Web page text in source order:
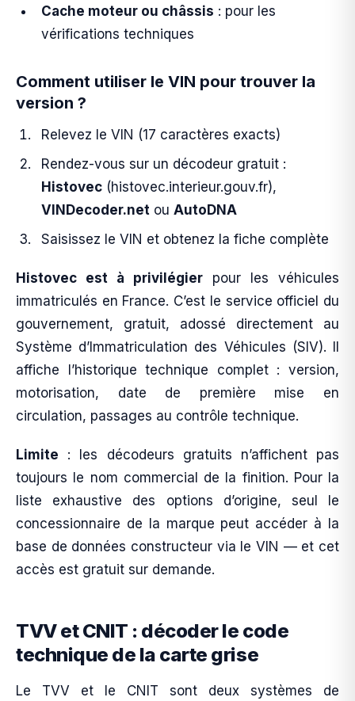
Cache moteur ou châssis : pour les
vérifications techniques
Comment utiliser le VIN pour trouver la
version ?
Relevez le VIN (17 caractères exacts)
Rendez-vous sur un décodeur gratuit :
Histovec (histovec.interieur.gouv.fr),
VINDecoder.net ou AutoDNA
Saisissez le VIN et obtenez la fiche complète
Histovec est à privilégier pour les véhicules
immatriculés en France. C’est le service officiel du
gouvernement, gratuit, adossé directement au
Système d’Immatriculation des Véhicules (SIV). Il
affiche l’historique technique complet : version,
motorisation, date de première mise en
circulation, passages au contrôle technique.
Limite : les décodeurs gratuits n’affichent pas
toujours le nom commercial de la finition. Pour la
liste exhaustive des options d’origine, seul le
concessionnaire de la marque peut accéder à la
base de données constructeur via le VIN — et cet
accès est gratuit sur demande.
TVV et CNIT : décoder le code
technique de la carte grise
Le TVV et le CNIT sont deux systèmes de